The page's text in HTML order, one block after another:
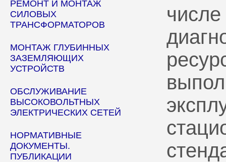
РЕМОНТ И МОНТАЖ
СИЛОВЫХ
ТРАНСФОРМАТОРОВ
МОНТАЖ ГЛУБИННЫХ
ЗАЗЕМЛЯЮЩИХ
УСТРОЙСТВ
ОБСЛУЖИВАНИЕ
ВЫСОКОВОЛЬТНЫХ
ЭЛЕКТРИЧЕСКИХ СЕТЕЙ
НОРМАТИВНЫЕ
ДОКУМЕНТЫ.
ПУБЛИКАЦИИ